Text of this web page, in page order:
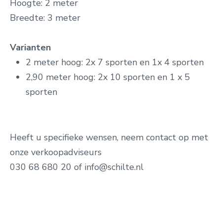
Hoogte: 2 meter
Breedte: 3 meter
Varianten
2 meter hoog: 2x 7 sporten en 1x 4 sporten
2,90 meter hoog: 2x 10 sporten en 1 x 5
sporten
Heeft u specifieke wensen, neem contact op met
onze verkoopadviseurs
030 68 680 20 of info@schilte.nl